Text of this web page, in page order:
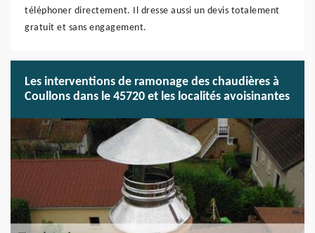
téléphoner directement. Il dresse aussi un devis totalement
gratuit et sans engagement.
Les interventions de ramonage des chaudières à
Coullons dans le 45720 et les localités avoisinantes